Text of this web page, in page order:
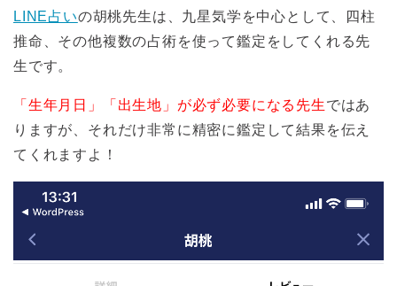
LINE占いの胡桃先生は、九星気学を中心として、四柱
推命、その他複数の占術を使って鑑定をしてくれる先
生です。
「生年月日」「出生地」が必ず必要になる先生ではあ
りますが、それだけ非常に精密に鑑定して結果を伝え
てくれますよ！